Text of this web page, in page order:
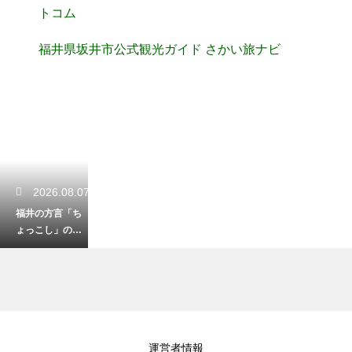
トコム
福井県坂井市公式観光ガイド さかい旅ナビ
2026.08.07
福井の方言「ち
ょっこし」の便
利な意味と使い
運営者情報